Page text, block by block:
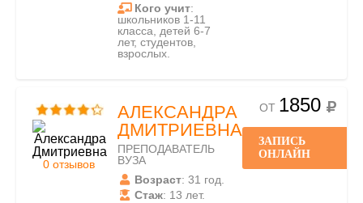
Кого учит:
школьников 1-11
класса, детей 6-7
лет, студентов,
взрослых.
0 отзывов
АЛЕКСАНДРА
ДМИТРИЕВНА
ПРЕПОДАВАТЕЛЬ
ВУЗА
Возраст: 31 год.
Стаж: 13 лет.
ОТ 1850
ЗАПИСЬ
ОНЛАЙН